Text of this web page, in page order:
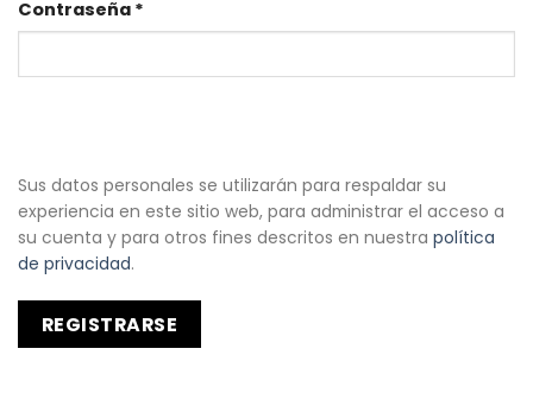
Contraseña *
Sus datos personales se utilizarán para respaldar su
experiencia en este sitio web, para administrar el acceso a
su cuenta y para otros fines descritos en nuestra política
de privacidad.
REGISTRARSE